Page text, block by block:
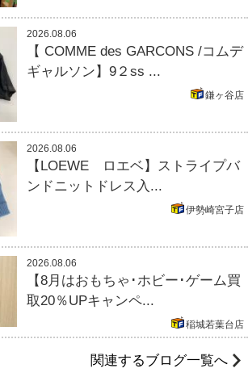
2026.08.06
【 COMME des GARCONS /コムデ
ギャルソン】9２ss ...
鎌ヶ谷店
2026.08.06
【LOEWE ロエベ】ストライプバ
ンドニットドレス入...
伊勢崎宮子店
2026.08.06
【8月はおもちゃ･ホビー･ゲーム買
取20％UPキャンペ...
稲城若葉台店
関連するブログ一覧へ